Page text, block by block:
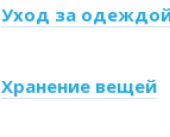
Уход за
Хранение вещей